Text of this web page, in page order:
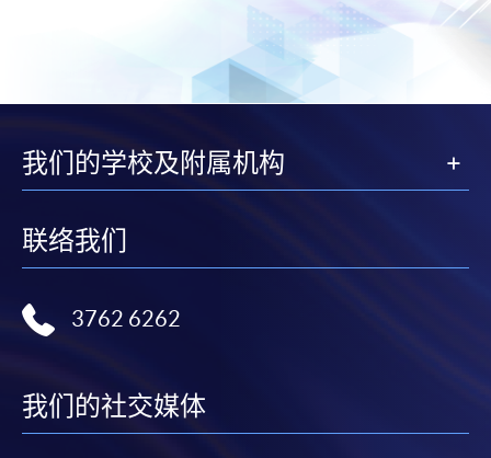
我们的学校及附属机构
联络我们
3762 6262
我们的社交媒体